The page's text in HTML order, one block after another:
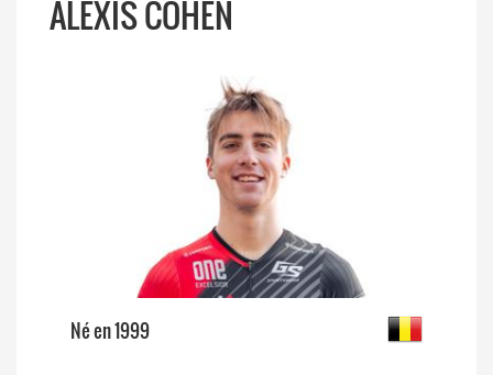
ALEXIS COHEN
Né en 1999